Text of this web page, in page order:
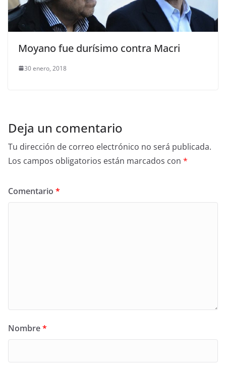
Moyano fue durísimo contra Macri
30 enero, 2018
Deja un comentario
Tu dirección de correo electrónico no será publicada.
Los campos obligatorios están marcados con *
Comentario *
Nombre*